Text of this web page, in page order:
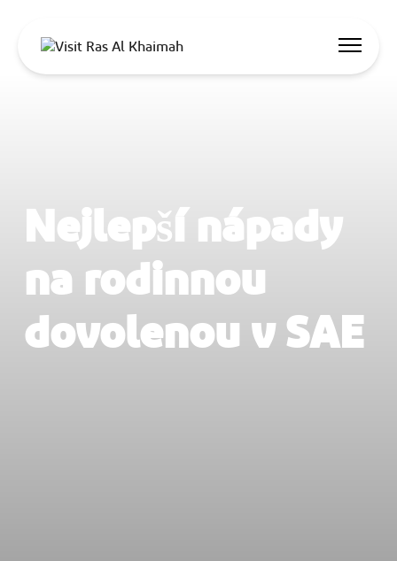
Naplánujte si výlet
🇨🇿 CS Události
Nejlepší nápady
na rodinnou
dovolenou v SAE